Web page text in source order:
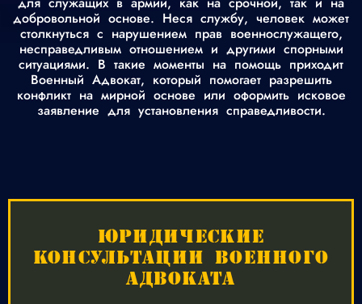
добровольной основе. Неся службу, человек может
столкнуться с нарушением прав военнослужащего,
несправедливым отношением и другими спорными
ситуациями. В такие моменты на помощь приходит
Военный Адвокат, который помогает разрешить
конфликт на мирной основе или оформить исковое
заявление для установления справедливости.
ЮРИДИЧЕСКИЕ
КОНСУЛЬТАЦИИ ВОЕННОГО
АДВОКАТА